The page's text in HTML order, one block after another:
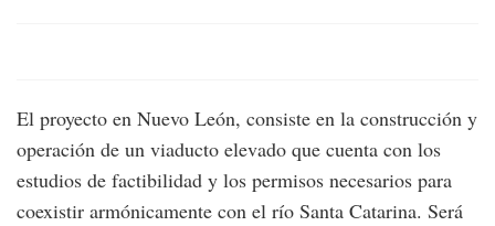
El proyecto en Nuevo León, consiste en la construcción y
operación de un viaducto elevado que cuenta con los
estudios de factibilidad y los permisos necesarios para
coexistir armónicamente con el río Santa Catarina. Será